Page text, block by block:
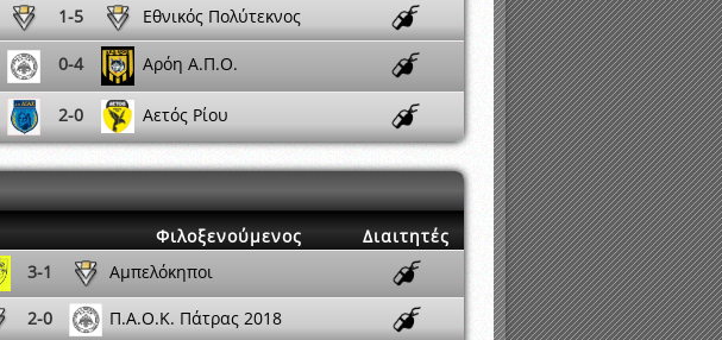
1-5 Εθνικός Πολύτεκνος
0-4 Αρόη Α.Π.Ο.
2-0 Αετός Ρίου
Φιλοξενούμενος
Διαιτητές
3-1 Αμπελόκηποι
2-0 Π.Α.Ο.Κ. Πάτρας 2018